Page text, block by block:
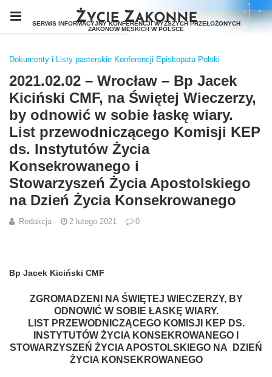
Dokumenty i Listy pasterskie Konferencji Episkopatu Polski
2021.02.02 – Wrocław – Bp Jacek
Kiciński CMF, na Świętej Wieczerzy,
by odnowić w sobie łaskę wiary.
List przewodniczącego Komisji KEP
ds. Instytutów Życia
Konsekrowanego i
Stowarzyszeń Życia Apostolskiego
na Dzień Życia Konsekrowanego
Redakcja 2 lutego 2021 0
Bp Jacek Kiciński CMF
ZGROMADZENI NA ŚWIĘTEJ WIECZERZY, BY
ODNOWIĆ W SOBIE ŁASKĘ WIARY.
LIST PRZEWODNICZĄCEGO KOMISJI KEP DS.
INSTYTUTÓW ŻYCIA KONSEKROWANEGO I
STOWARZYSZEŃ ŻYCIA APOSTOLSKIEGO NA DZIEŃ
ŻYCIA KONSEKROWANEGO